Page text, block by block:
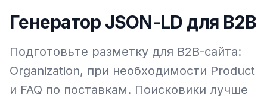
Генератор JSON-LD для B2B
Подготовьте разметку для B2B-сайта:
Organization, при необходимости Product
и FAQ по поставкам. Поисковики лучше